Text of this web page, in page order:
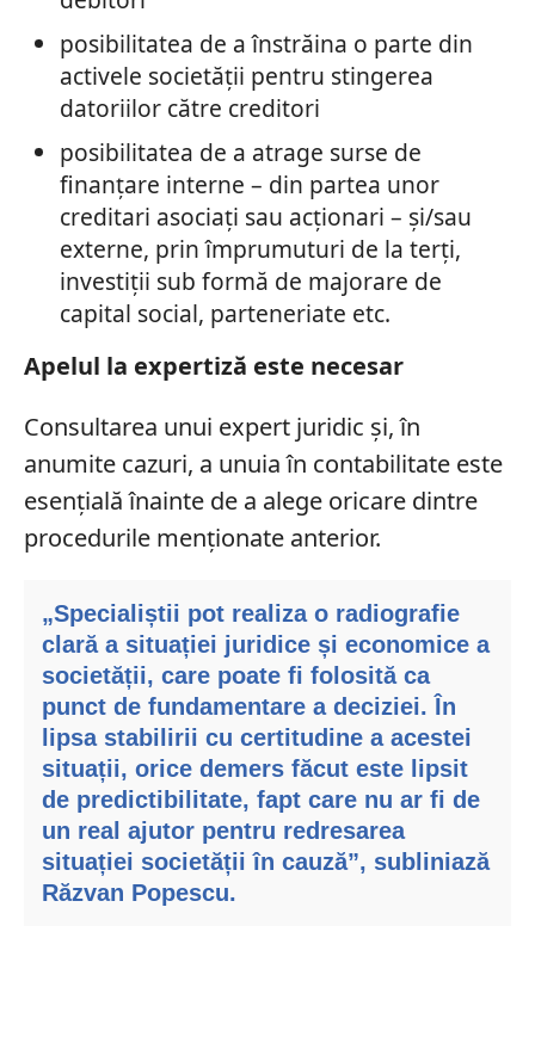
posibilitatea de a înstrăina o parte din
activele societății pentru stingerea
datoriilor către creditori
posibilitatea de a atrage surse de
finanțare interne – din partea unor
creditari asociați sau acționari – și/sau
externe, prin împrumuturi de la terți,
investiții sub formă de majorare de
capital social, parteneriate etc.
Apelul la expertiză este necesar
Consultarea unui expert juridic și, în
anumite cazuri, a unuia în contabilitate este
esențială înainte de a alege oricare dintre
procedurile menționate anterior.
„Specialiștii pot realiza o radiografie
clară a situației juridice și economice a
societății, care poate fi folosită ca
punct de fundamentare a deciziei. În
lipsa stabilirii cu certitudine a acestei
situații, orice demers făcut este lipsit
de predictibilitate, fapt care nu ar fi de
un real ajutor pentru redresarea
situației societății în cauză”, subliniază
Răzvan Popescu.